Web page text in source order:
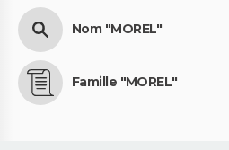
Nom "MOREL"
Famille "MOREL"